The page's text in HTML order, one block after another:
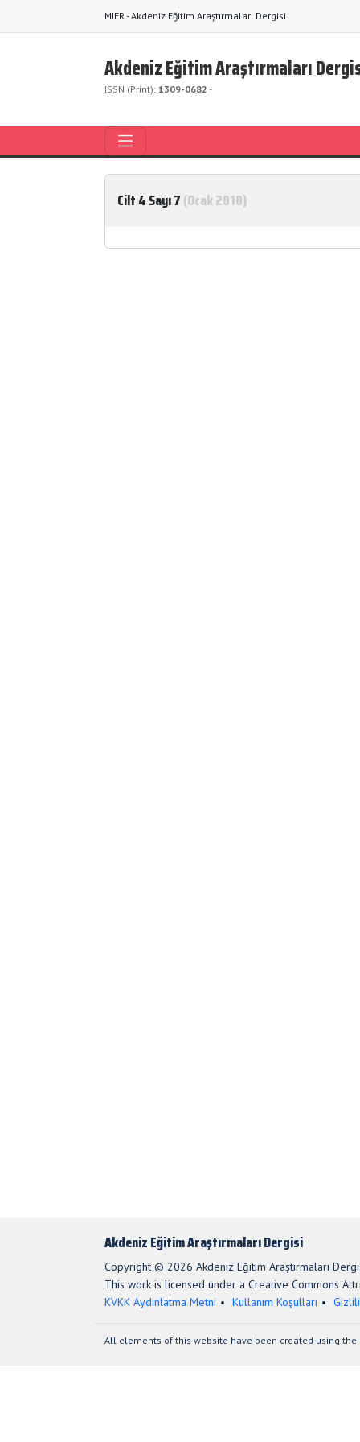
MJER - Akdeniz Eğitim Araştırmaları Dergisi
Akdeniz Eğitim Araştırmaları
ISSN (Print): 1309-0682 -
Cilt 4 Sayı 7(Ocak 2010)
Akdeniz Eğitim Araştırmaları Dergisi
Copyright © 2026 Akdeniz Eğitim Araştırmaları
This work is licensed under a Creative Commons
KVKK Aydınlatma Metni
Kullanım Koşulları
All elements of this website have been created using the